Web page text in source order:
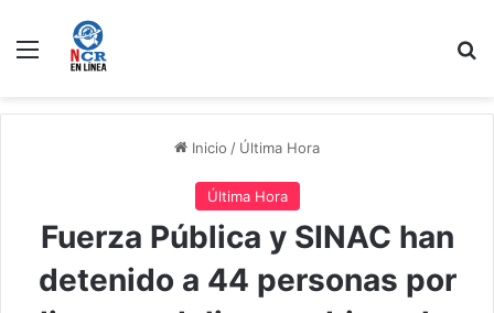
Menú
Inicio / Última Hora
Última Hora
Fuerza Pública y SINAC han
detenido a 44 personas por